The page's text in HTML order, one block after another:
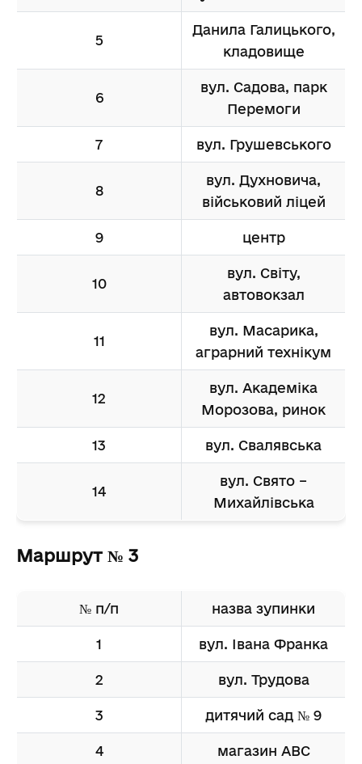
5
Данила Галицького,
кладовище
6
вул. Садова, парк
Перемоги
7 вул. Грушевського
8
вул. Духновича,
військовий ліцей
9 центр
10
вул. Світу,
автовокзал
11
вул. Масарика,
аграрний технікум
12
вул. Академіка
Морозова, ринок
13 вул. Свалявська
14
вул. Свято –
Михайлівська
Маршрут № 3
№ п/п назва зупинки
1 вул. Івана Франка
2 вул. Трудова
3 дитячий сад № 9
4 магазин АВС